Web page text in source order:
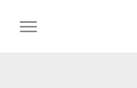
AFFICHER/